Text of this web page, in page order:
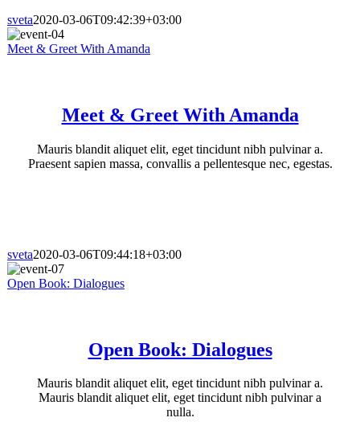
sveta2020-03-06T09:42:39+03:00
Meet & Greet With Amanda
Meet & Greet With Amanda
Mauris blandit aliquet elit, eget tincidunt nibh pulvinar a.
Praesent sapien massa, convallis a pellentesque nec, egestas.
sveta2020-03-06T09:44:18+03:00
Open Book: Dialogues
Open Book: Dialogues
Mauris blandit aliquet elit, eget tincidunt nibh pulvinar a.
Mauris blandit aliquet elit, eget tincidunt nibh pulvinar a
nulla.